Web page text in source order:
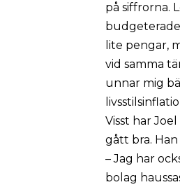
på siffrorna.
lite pengar,
vid samma
unnar mig
Visst har
gått bra.
– Jag har
bolag